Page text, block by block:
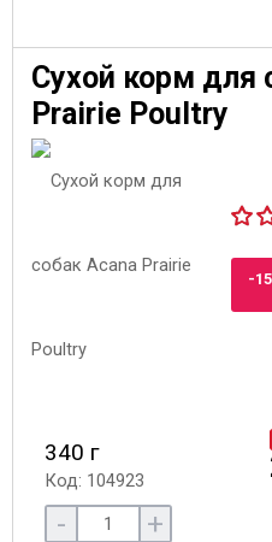
Сухой корм для
Prairie Poultry
-
340 г
Код: 104923
- +